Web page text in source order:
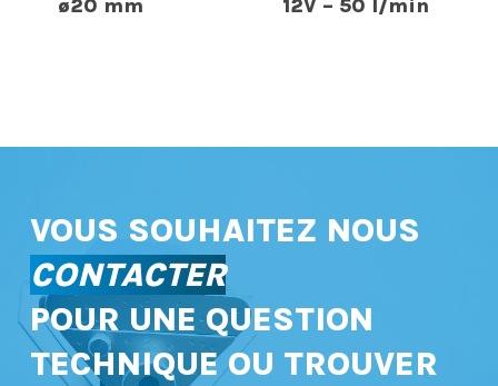
ø20 mm
12V – 50 l/min
VOUS SOUHAITEZ NOUS
CONTACTER
POUR UNE QUESTION
TECHNIQUE OU TROUVER